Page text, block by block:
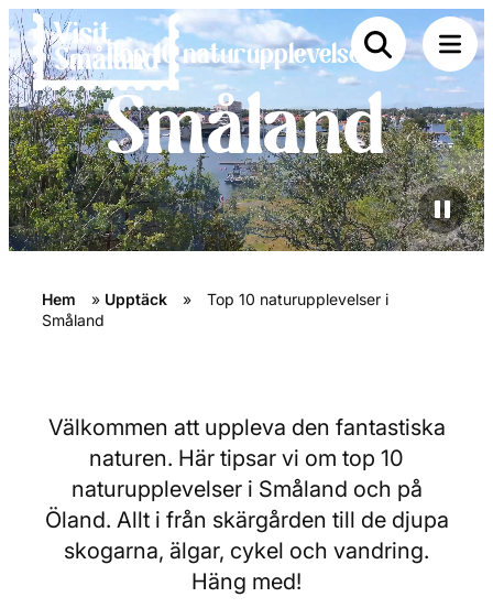
Top 10 naturupplevelser i
Småland
Hem » Upptäck »
Top 10 naturupplevelser i
Småland
Välkommen att uppleva den fantastiska
naturen. Här tipsar vi om top 10
naturupplevelser i Småland och på
Öland. Allt i från skärgården till de djupa
skogarna, älgar, cykel och vandring.
Häng med!